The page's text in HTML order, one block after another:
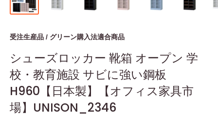
受注生産品 / グリーン購入法適合商品
シューズロッカー 靴箱 オープン 学
校・教育施設 サビに強い鋼板
H960【日本製】【オフィス家具市
場】UNISON_2346